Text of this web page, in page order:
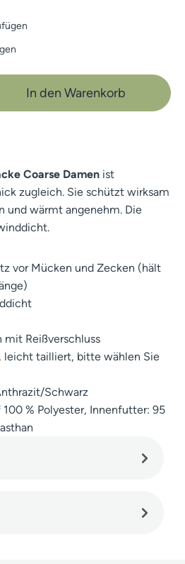
den gewünschten
In den Warenkorb
Coarse Damen ist
zugleich. Sie schützt wirksam
und wärmt angenehm. Die
vor Mücken und Zecken (hält
mit Reißverschluss
leicht tailliert, bitte wählen Sie
Schwarz
% Polyester, Innenfutter: 95